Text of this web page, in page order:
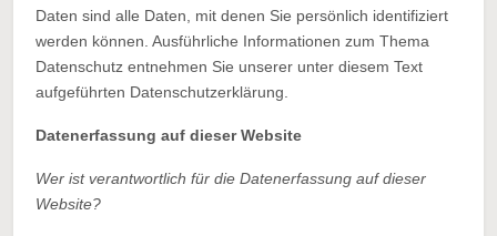
Daten sind alle Daten, mit denen Sie persönlich identifiziert
werden können. Ausführliche Informationen zum Thema
Datenschutz entnehmen Sie unserer unter diesem Text
aufgeführten Datenschutzerklärung.
Datenerfassung auf dieser Website
Wer ist verantwortlich für die Datenerfassung auf dieser
Website?